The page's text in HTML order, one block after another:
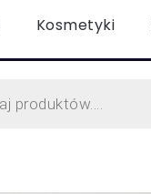
Kosmetyki